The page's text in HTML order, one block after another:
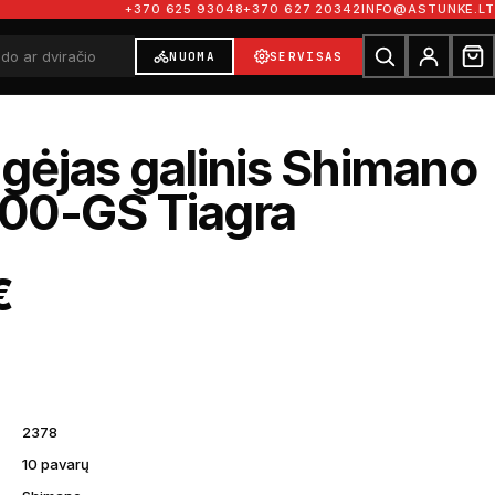
+370 625 93048+370 627 20342INFO@ASTUNKE.LT
NUOMA SERVISAS
galinis Shimano
GS Tiagra
2378
10 pavarų